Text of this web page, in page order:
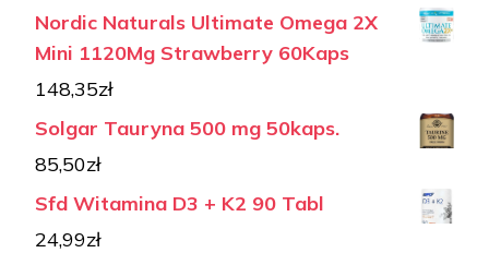
Nordic Naturals Ultimate Omega 2X
Mini 1120Mg Strawberry 60Kaps
148,35zł
Solgar Tauryna 500 mg 50kaps.
85,50zł
Sfd Witamina D3 + K2 90 Tabl
24,99zł